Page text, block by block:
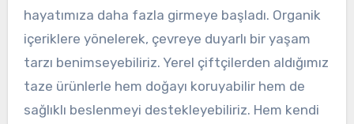
hayatımıza daha fazla girmeye başladı. Organik
içeriklere yönelerek, çevreye duyarlı bir yaşam
tarzı benimseyebiliriz. Yerel çiftçilerden aldığımız
taze ürünlerle hem doğayı koruyabilir hem de
sağlıklı beslenmeyi destekleyebiliriz. Hem kendi